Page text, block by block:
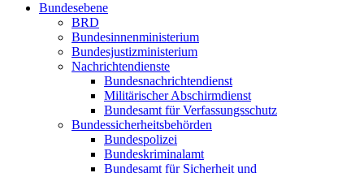
Bundesebene
BRD
Bundesinnenministerium
Bundesjustizministerium
Nachrichtendienste
Bundesnachrichtendienst
Militärischer Abschirmdienst
Bundesamt für Verfassungsschutz
Bundessicherheitsbehörden
Bundespolizei
Bundeskriminalamt
Bundesamt für Sicherheit und